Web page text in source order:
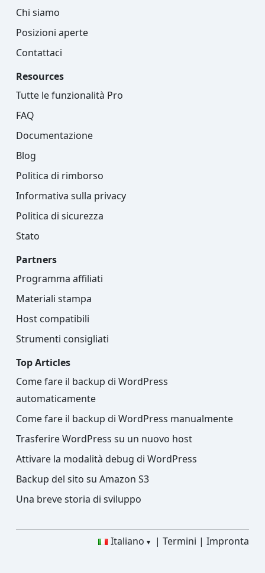
Chi siamo
Posizioni aperte
Contattaci
Resources
Tutte le funzionalità Pro
FAQ
Documentazione
Blog
Politica di rimborso
Informativa sulla privacy
Politica di sicurezza
Stato
Partners
Programma affiliati
Materiali stampa
Host compatibili
Strumenti consigliati
Top Articles
Come fare il backup di WordPress
automaticamente
Come fare il backup di WordPress manualmente
Trasferire WordPress su un nuovo host
Attivare la modalità debug di WordPress
Backup del sito su Amazon S3
Una breve storia di sviluppo
Italiano Termini Impronta